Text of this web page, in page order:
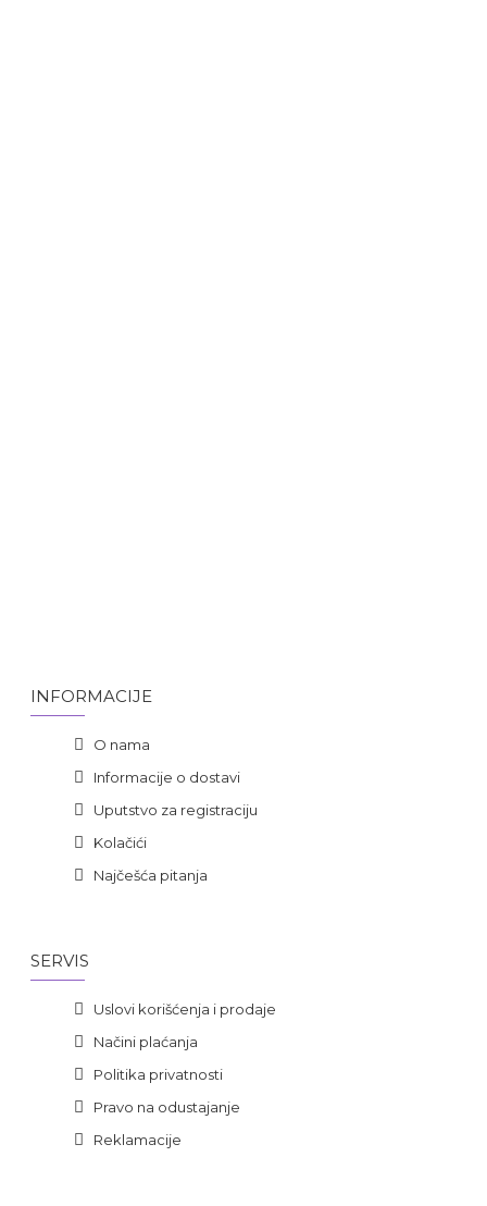
INFORMACIJE
O nama
Informacije o dostavi
Uputstvo za registraciju
Kolačići
Najčešća pitanja
SERVIS
Uslovi korišćenja i prodaje
Načini plaćanja
Politika privatnosti
Pravo na odustajanje
Reklamacije